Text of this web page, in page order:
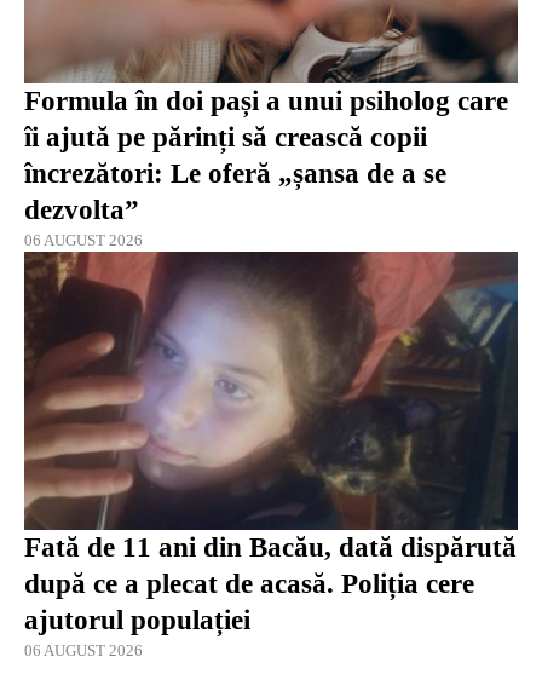
Formula în doi pași a unui psiholog care
îi ajută pe părinți să crească copii
încrezători: Le oferă „șansa de a se
dezvolta”
06 AUGUST 2026
Fată de 11 ani din Bacău, dată dispărută
după ce a plecat de acasă. Poliția cere
ajutorul populației
06 AUGUST 2026